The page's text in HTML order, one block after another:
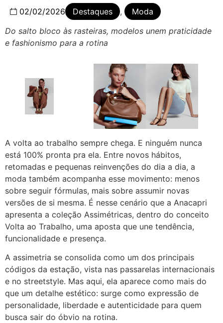
02/02/2026 Destaques ,
Moda
Do salto bloco às rasteiras, modelos unem praticidade
e fashionismo para a rotina
A volta ao trabalho sempre chega. E ninguém nunca
está 100% pronta pra ela. Entre novos hábitos,
retomadas e pequenas reinvenções do dia a dia, a
moda também acompanha esse movimento: menos
sobre seguir fórmulas, mais sobre assumir novas
versões de si mesma. É nesse cenário que a Anacapri
apresenta a coleção Assimétricas, dentro do conceito
Volta ao Trabalho, uma aposta que une tendência,
funcionalidade e presença.
A assimetria se consolida como um dos principais
códigos da estação, vista nas passarelas internacionais
e no streetstyle. Mas aqui, ela aparece como mais do
que um detalhe estético: surge como expressão de
personalidade, liberdade e autenticidade para quem
busca sair do óbvio na rotina.